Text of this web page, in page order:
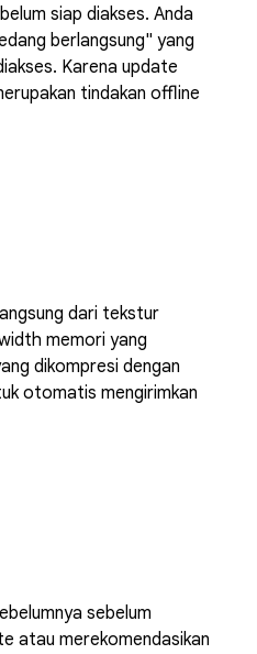
siap diakses. Anda
berlangsung" yang
Karena update
tindakan offline
dari tekstur
memori yang
dikompresi dengan
otomatis mengirimkan
sebelum
atau merekomendasikan